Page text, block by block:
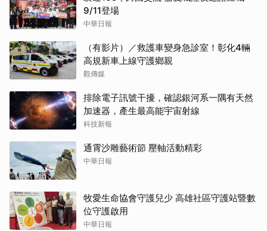
9/11登場
中華日報
（有影片）／救護車變身急診室！彰化4輛
高規新車上線守護鄉親
觀傳媒
排除電子訊號干擾，確認銀河系一隅有天然
加速器，產生最高能宇宙射線
科技新報
通霄沙雕藝術節 壓軸活動精彩
中華日報
牧愛生命協會守護兒少 高雄社區守護站暨數
位守護啟用
中華日報